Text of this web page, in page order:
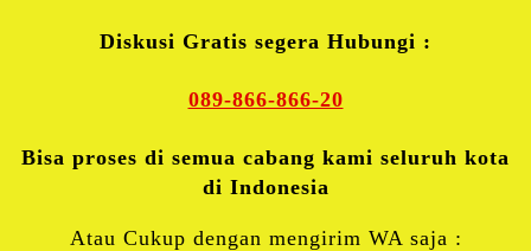
Diskusi Gratis segera Hubungi :
089-866-866-20
Bisa proses di semua cabang kami seluruh kota
di Indonesia
Atau Cukup dengan mengirim WA saja :